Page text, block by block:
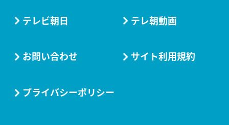
テレビ朝日 テレ朝動画
お問い合わせ サイト利用規約
プライバシーポリシー